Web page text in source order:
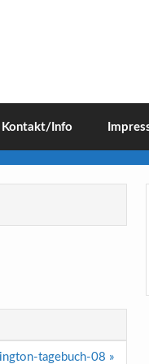
Kontakt/Info
tagebuch-08 »